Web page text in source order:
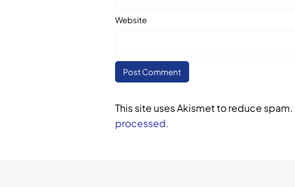
Website
This site uses Akismet to reduce spam.
processed.